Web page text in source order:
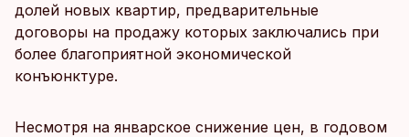
долей новых квартир, предварительные
договоры на продажу которых заключались при
более благоприятной экономической
конъюнктуре.
Несмотря на январское снижение цен, в годовом